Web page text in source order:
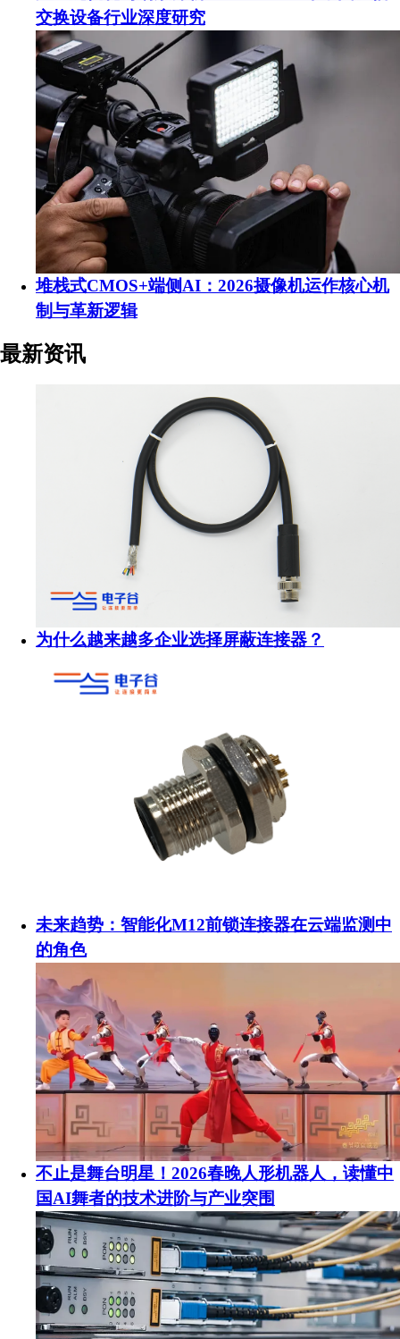
交换设备行业深度研究
堆栈式CMOS+端侧AI：2026摄像机运作核心机
制与革新逻辑
最新资讯
为什么越来越多企业选择屏蔽连接器？
未来趋势：智能化M12前锁连接器在云端监测中
的角色
不止是舞台明星！2026春晚人形机器人，读懂中
国AI舞者的技术进阶与产业突围